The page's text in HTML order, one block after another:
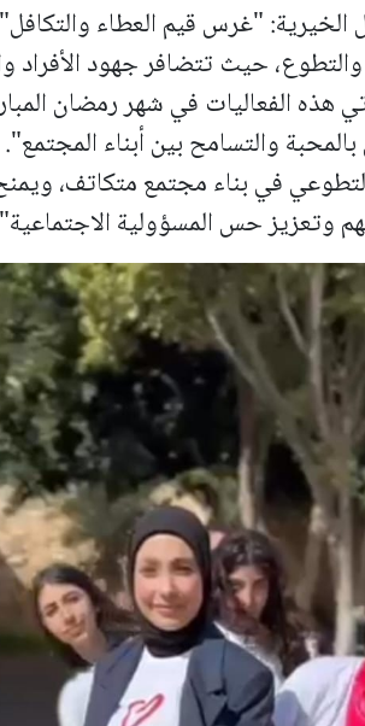
"غرس قيم العطاء
حيث تتضافر جهود الأفراد
هذه الفعاليات في شهر رمضان
بالمحبة والتسامح بين أبناء
في بناء مجتمع متكاتف،
وتعزيز حس المسؤولية